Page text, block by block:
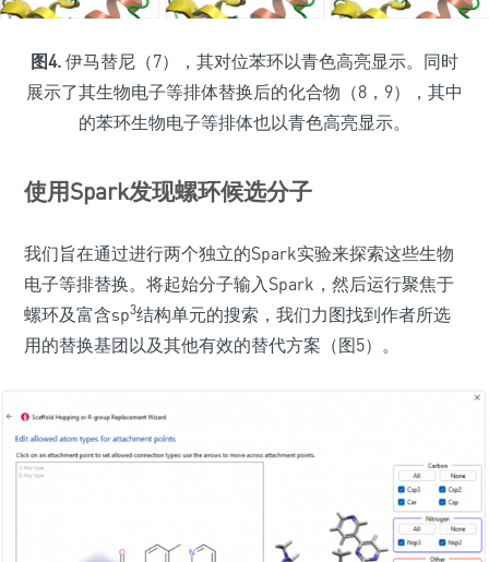
图4. 伊马替尼（7），其对位苯环以青色高亮显示。同时
展示了其生物电子等排体替换后的化合物（8，9），其中
的苯环生物电子等排体也以青色高亮显示。
使用Spark发现螺环候选分子
我们旨在通过进行两个独立的Spark实验来探索这些生物
电子等排替换。将起始分子输入Spark，然后运行聚焦于
螺环及富含sp3结构单元的搜索，我们力图找到作者所选
用的替换基团以及其他有效的替代方案（图5）。